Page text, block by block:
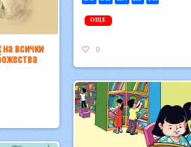
всички
ОЩЕ
0